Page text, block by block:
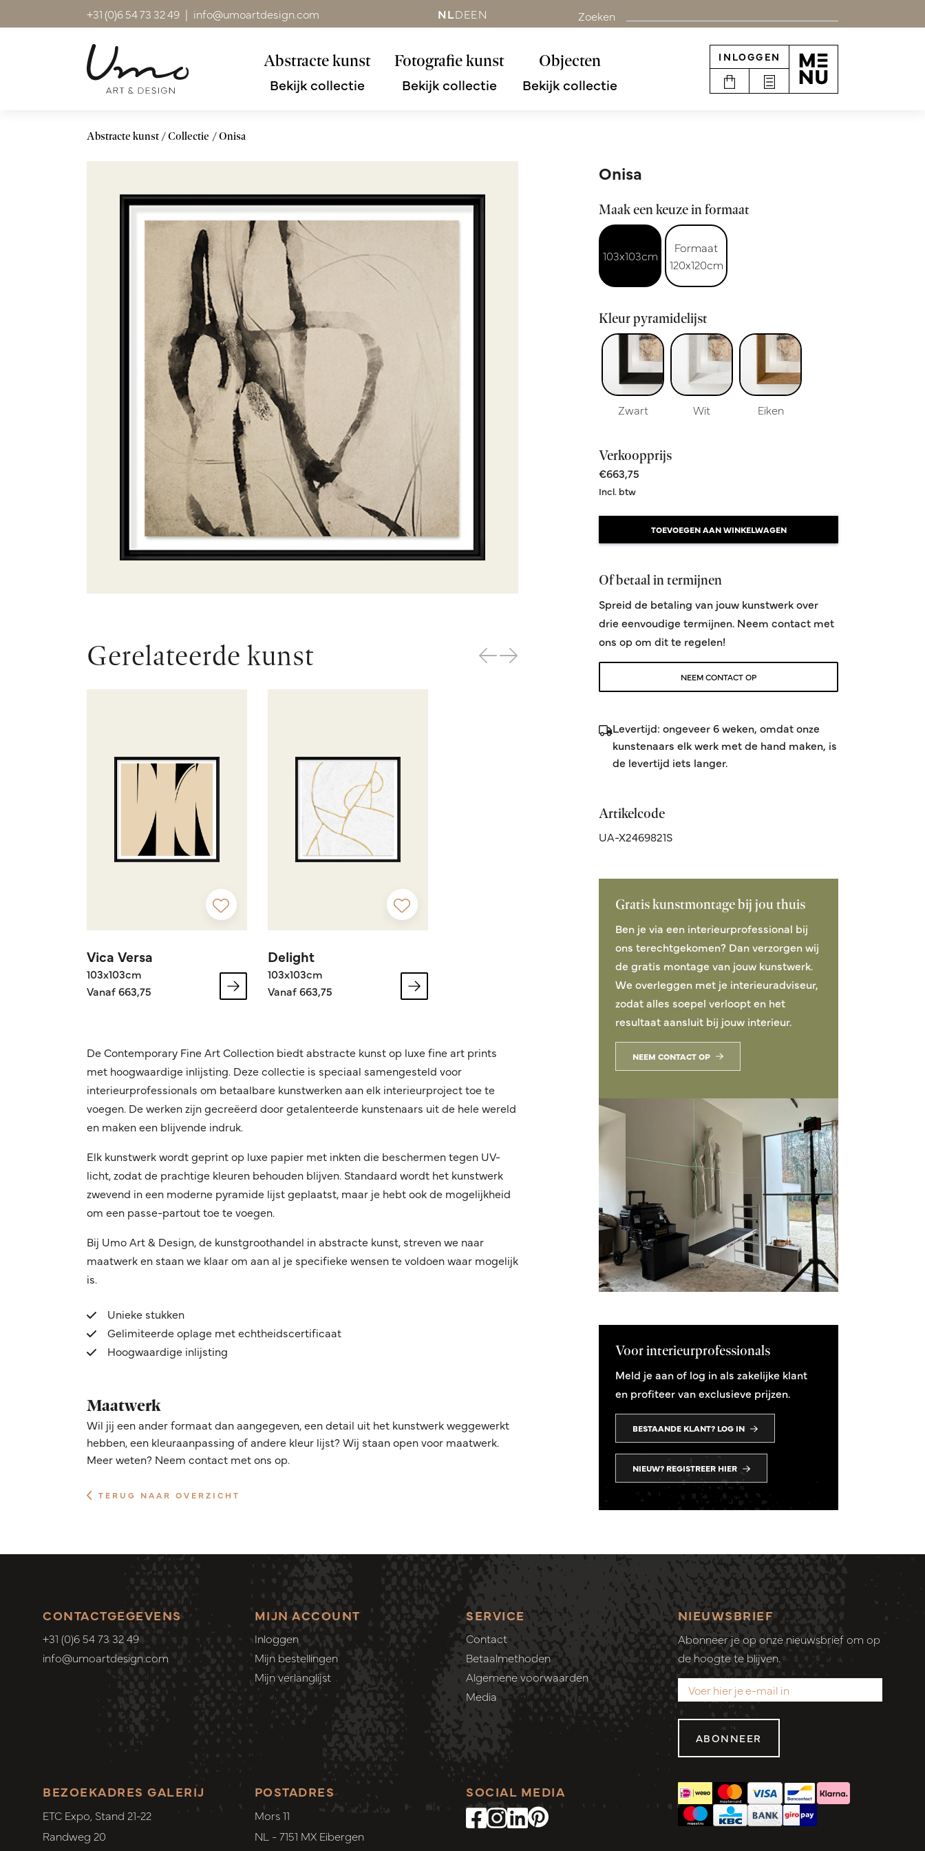
+31 (0)6 54 73 32 49 | info@umoartdesign.com NLDEEN Zoeken
Abstracte kunst
Bekijk collectie
Fotografie kunst
Bekijk collectie
Objecten
Bekijk collectie
INLOGGEN
Abstracte kunst Collectie Onisa
Gerelateerde kunst
Vica Versa
103x103cm
Vanaf 663,75
Delight
103x103cm
Vanaf 663,75
De Contemporary Fine Art Collection biedt abstracte kunst op luxe fine art prints
met hoogwaardige inlijsting. Deze collectie is speciaal samengesteld voor
interieurprofessionals om betaalbare kunstwerken aan elk interieurproject toe te
voegen. De werken zijn gecreëerd door getalenteerde kunstenaars uit de hele wereld
en maken een blijvende indruk.
Elk kunstwerk wordt geprint op luxe papier met inkten die beschermen tegen UV-
licht, zodat de prachtige kleuren behouden blijven. Standaard wordt het kunstwerk
zwevend in een moderne pyramide lijst geplaatst, maar je hebt ook de mogelijkheid
om een passe-partout toe te voegen.
Bij Umo Art & Design, de kunstgroothandel in abstracte kunst, streven we naar
maatwerk en staan we klaar om aan al je specifieke wensen te voldoen waar mogelijk
is.
Unieke stukken
Gelimiteerde oplage met echtheidscertificaat
Hoogwaardige inlijsting
Maatwerk
Wil jij een ander formaat dan aangegeven, een detail uit het kunstwerk weggewerkt
hebben, een kleuraanpassing of andere kleur lijst? Wij staan open voor maatwerk.
Meer weten? Neem contact met ons op.
TERUG NAAR OVERZICHT
Onisa
Maak een keuze in formaat
103x103cm
Formaat
120x120cm
Kleur pyramidelijst
Zwart Wit Eiken
Verkoopprijs
€663,75
Incl. btw
TOEVOEGEN AAN WINKELWAGEN
Of betaal in termijnen
Spreid de betaling van jouw kunstwerk over
drie eenvoudige termijnen. Neem contact met
ons op om dit te regelen!
NEEM CONTACT OP
Levertijd: ongeveer 6 weken, omdat onze
kunstenaars elk werk met de hand maken, is
de levertijd iets langer.
Artikelcode
UA-X2469821S
Gratis kunstmontage bij jou thuis
Ben je via een interieurprofessional bij
ons terechtgekomen? Dan verzorgen wij
de gratis montage van jouw kunstwerk.
We overleggen met je interieuradviseur,
zodat alles soepel verloopt en het
resultaat aansluit bij jouw interieur.
NEEM CONTACT OP
Voor interieurprofessionals
Meld je aan of log in als zakelijke klant
en profiteer van exclusieve prijzen.
BESTAANDE KLANT? LOG IN
NIEUW? REGISTREER HIER
CONTACTGEGEVENS
+31 (0)6 54 73 32 49
info@umoartdesign.com
MIJN ACCOUNT
Inloggen
Mijn bestellingen
Mijn verlanglijst
SERVICE
Contact
Betaalmethoden
Algemene voorwaarden
Media
SOCIAL MEDIA
POSTADRES
Mors 11
NL - 7151 MX Eibergen
BEZOEKADRES GALERIJ
ETC Expo, Stand 21-22
Randweg 20
NIEUWSBRIEF
Abonneer je op onze nieuwsbrief om op
de hoogte te blijven.
ABONNEER